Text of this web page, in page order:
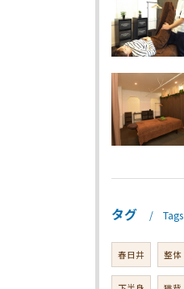
タグ Tags
春日井 整体